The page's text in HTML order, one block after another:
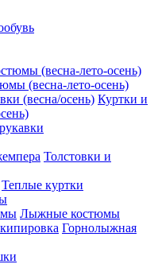
(весна-лето-осень)
Куртки и
Толстовки и
Теплые куртки
Лыжные костюмы
Горнолыжная